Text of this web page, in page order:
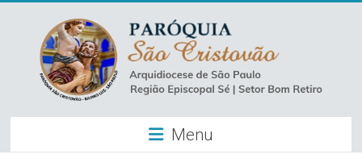
content
Paróquia
São
Menu